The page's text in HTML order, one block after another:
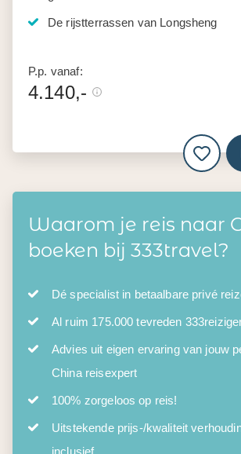
De rijstterrassen van Longsheng
P.p. vanaf:
4.140,-
Waarom je reis naar
boeken bij 333travel?
Dé specialist in betaalbare privé
Al ruim 175.000 tevreden
Advies uit eigen ervaring van jouw
China reisexpert
100% zorgeloos op reis!
Uitstekende prijs-/kwaliteit